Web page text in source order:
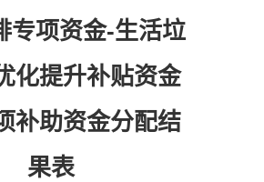
专项资金-生活垃
化提升补贴资金
补助资金分配结
果表